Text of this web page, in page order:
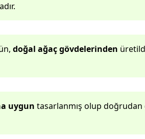
doğal ağaç gövdelerinden
uygun tasarlanmış olup doğrudan